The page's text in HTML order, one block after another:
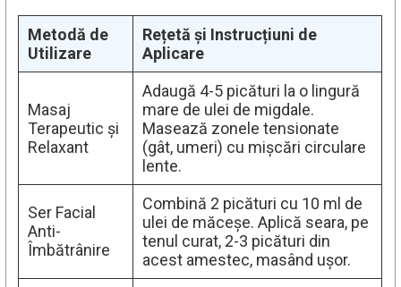
Metodă de
Utilizare
Rețetă și Instrucțiuni de
Aplicare
Masaj
Terapeutic și
Relaxant
Adaugă 4-5 picături la o lingură
mare de ulei de migdale.
Masează zonele tensionate
(gât, umeri) cu mișcări circulare
lente.
Ser Facial
Anti-
Îmbătrânire
Combină 2 picături cu 10 ml de
ulei de măceșe. Aplică seara, pe
tenul curat, 2-3 picături din
acest amestec, masând ușor.